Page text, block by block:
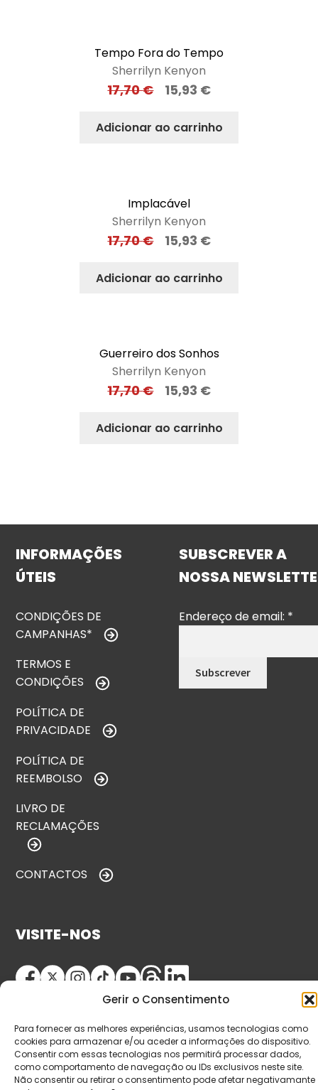
Gerir o Consentimento
Para fornecer as melhores experiências, usamos tecnologias como
cookies para armazenar e/ou aceder a informações do dispositivo.
Consentir com essas tecnologias nos permitirá processar dados,
como comportamento de navegação ou IDs exclusivos neste site.
Não consentir ou retirar o consentimento pode afetar negativamante
Tempo Fora do Tempo
Sherrilyn Kenyon
17,70€ 15,93 €
Adicionar ao carrinho
Implacável
Sherrilyn Kenyon
17,70€ 15,93 €
Adicionar ao carrinho
Guerreiro dos Sonhos
Sherrilyn Kenyon
17,70€ 15,93 €
Adicionar ao carrinho
INFORMAÇÕES
ÚTEIS
CONDIÇÕES DE
CAMPANHAS*
TERMOS E
CONDIÇÕES
POLÍTICA DE
PRIVACIDADE
POLÍTICA DE
REEMBOLSO
LIVRO DE
RECLAMAÇÕES
CONTACTOS
SUBSCREVER A
NOSSA
Endereço de email: *
VISITE-NOS
© Copyright 2026 Saída de Emergência. Todos os